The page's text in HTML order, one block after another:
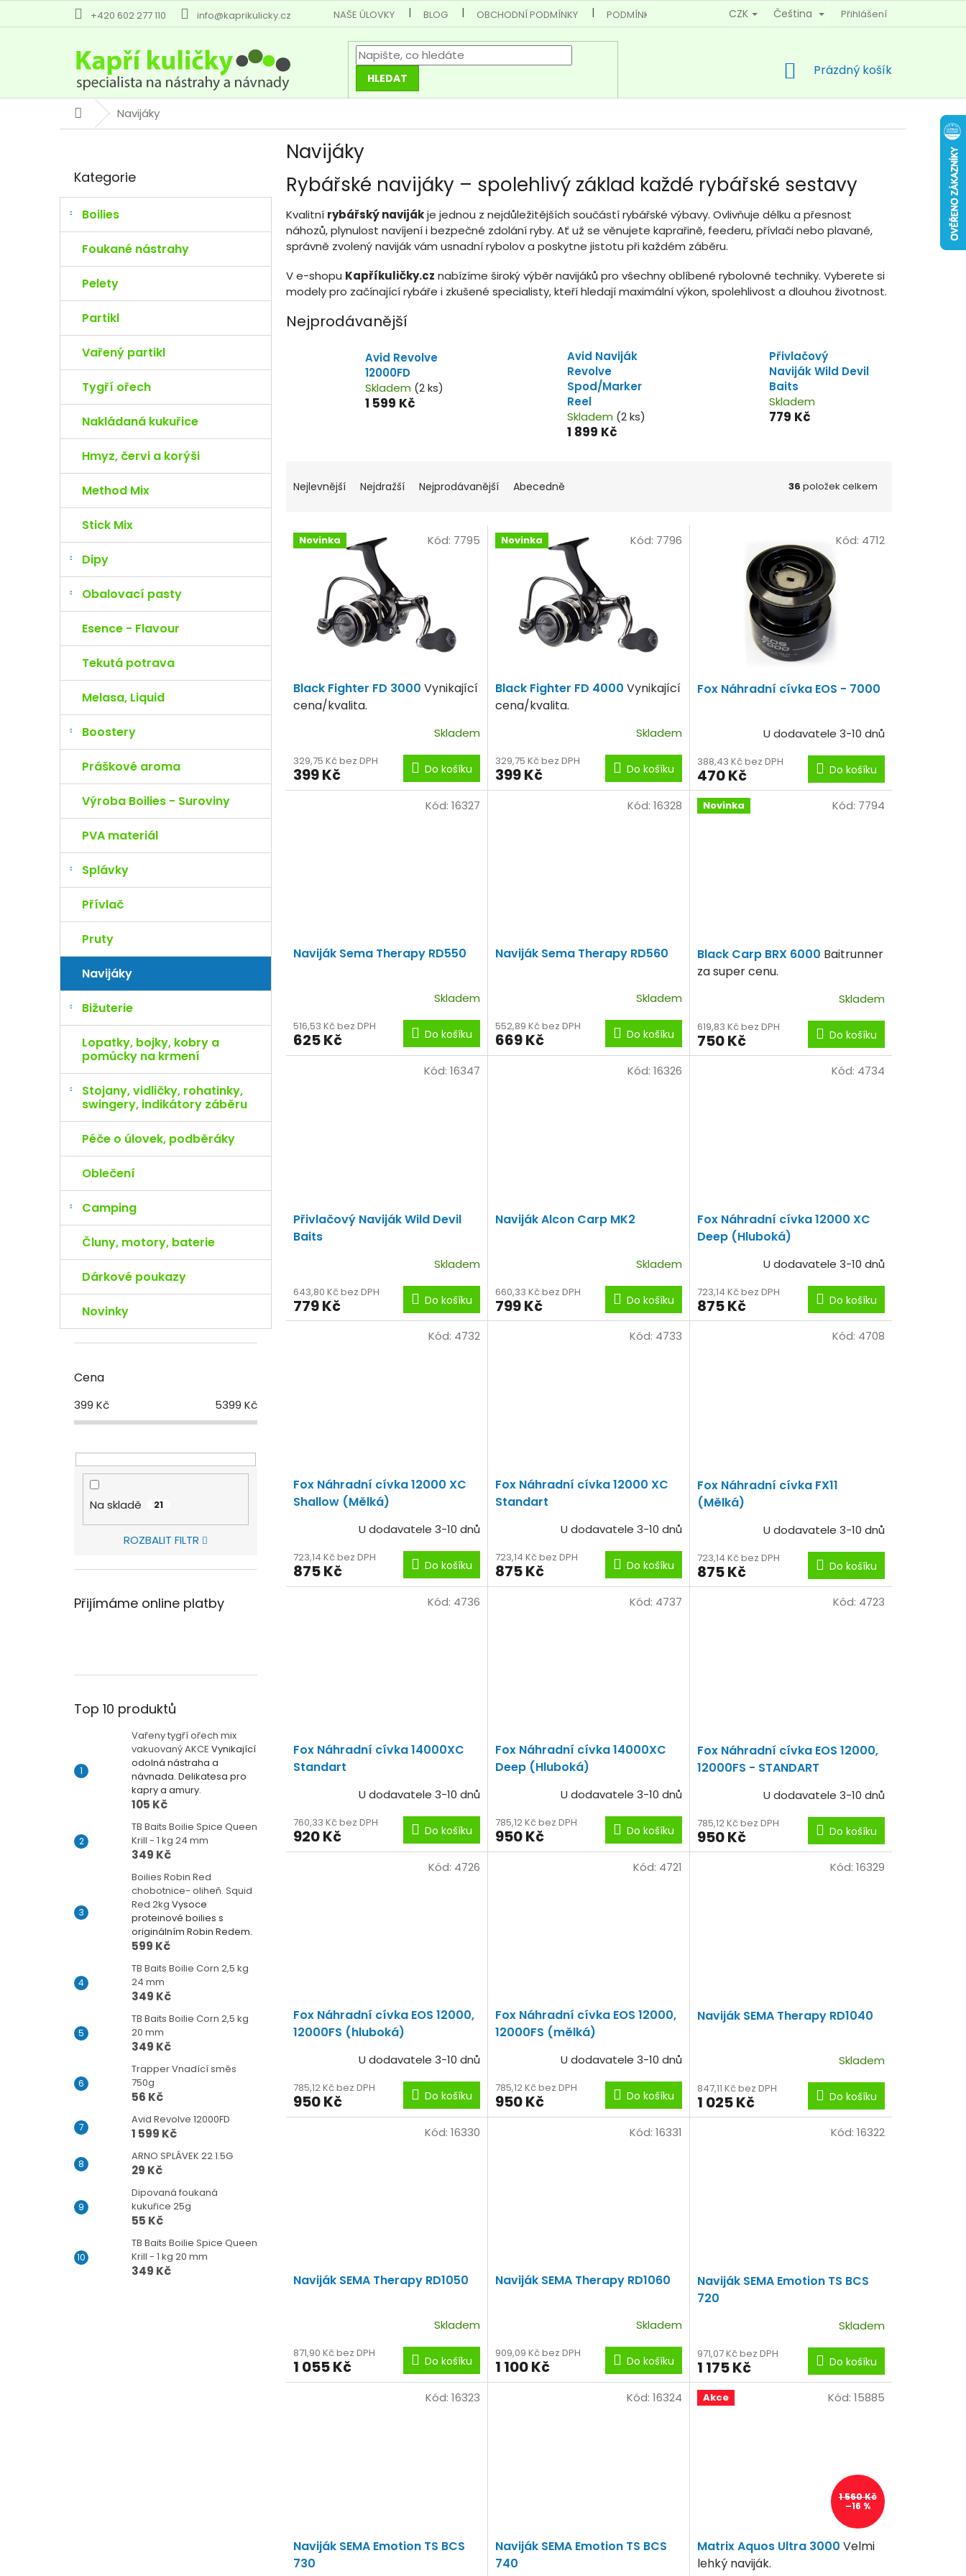
+420 602 277 110 info@kaprikulicky.cz NAŠE ÚLOVKY BLOG OBCHODNÍ PODMÍNKY PODMÍNKY OCHRANY OSOBNÍCH ÚDAJŮ KONTAKTY
CZK Čeština Přihlášení
HLEDAT
NÁKUPNÍ
Prázdný košík
DomůNavijáky
r
n
í
l
kategorie
Kategorie
Boilies
Foukané nástrahy
Pelety
Partikl
Vařený partikl
Tygří ořech
Nakládaná kukuřice
Hmyz, červi a korýši
Method Mix
Stick Mix
Dipy
Obalovací pasty
Esence - Flavour
Tekutá potrava
Melasa, Liquid
Boostery
Práškové aroma
Výroba Boilies - Suroviny
PVA materiál
Splávky
Přívlač
Pruty
Navijáky
Bižuterie
Lopatky, bojky, kobry a
pomůcky na krmení
Stojany, vidličky, rohatinky,
swingery, indikátory záběru
Péče o úlovek, podběráky
Oblečení
Camping
Čluny, motory, baterie
Dárkové poukazy
Novinky
Cena
399 Kč 5399 Kč
Na skladě 21
ROZBALIT FILTR
Přijímáme online platby
Top 10 produktů
Vařeny tygří ořech mix
vakuovaný AKCE Vynikající
odolná nástraha a
návnada. Delikatesa pro
kapry a amury.
105 Kč
TB Baits Boilie Spice Queen
Krill - 1 kg 24 mm
349 Kč
Boilies Robin Red
chobotnice- oliheň. Squid
Red 2kg Vysoce
proteinové boilies s
originálním Robin Redem.
599 Kč
TB Baits Boilie Corn 2,5 kg
24 mm
349 Kč
TB Baits Boilie Corn 2,5 kg
20 mm
349 Kč
Trapper Vnadící směs
750g
56 Kč
Avid Revolve 12000FD
1 599 Kč
ARNO SPLÁVEK 22 1.5G
29 Kč
Dipovaná foukaná
kukuřice 25g
55 Kč
TB Baits Boilie Spice Queen
Krill - 1 kg 20 mm
349 Kč
Navijáky
Rybářské navijáky – spolehlivý základ každé rybářské sestavy
Kvalitní rybářský navijákje jednou z nejdůležitějších součástí rybářské výbavy. Ovlivňuje délku a přesnost
náhozů, plynulost navíjení i bezpečné zdolání ryby. Ať už se věnujete kaprařině, feederu, přívlači nebo plavané,
správně zvolený naviják vám usnadní rybolov a poskytne jistotu při každém záběru.
V e-shopu Kapříkuličky.cz nabízíme široký výběr navijáků pro všechny oblíbené rybolovné techniky. Vyberete si
modely pro začínající rybáře i zkušené specialisty, kteří hledají maximální výkon, spolehlivost a dlouhou životnost.
Nejprodávanější
Avid Revolve
12000FD
Skladem (2 ks)
1 599 Kč
Avid Naviják
Revolve
Spod/Marker
Reel
Skladem (2 ks)
1 899 Kč
Přivlačový
Naviják Wild Devil
Baits
Skladem
779 Kč
a
n
Nejlevnější Nejdražší Nejprodávanější Abecedně 36 položek celkem
V Novinka
Black Fighter FD 3000 Vynikající
cena/kvalita.
Skladem
329,75 Kč bez DPH
399 Kč Do košíku
Kód: 7795 Novinka
Black Fighter FD 4000 Vynikající
cena/kvalita.
Skladem
329,75 Kč bez DPH
399 Kč Do košíku
Kód: 7796
Fox Náhradní cívka EOS - 7000
U dodavatele 3-10 dnů
388,43 Kč bez DPH
470 Kč Do košíku
Kód: 4712
Naviják Sema Therapy RD550
Skladem
516,53 Kč bez DPH
625 Kč Do košíku
Kód: 16327
Naviják Sema Therapy RD560
Skladem
552,89 Kč bez DPH
669 Kč Do košíku
Kód: 16328 Novinka
Black Carp BRX 6000 Baitrunner
za super cenu.
Skladem
619,83 Kč bez DPH
750 Kč Do košíku
Kód: 7794
Přivlačový Naviják Wild Devil
Baits
Skladem
643,80 Kč bez DPH
779 Kč Do košíku
Kód: 16347
Naviják Alcon Carp MK2
Skladem
660,33 Kč bez DPH
799 Kč Do košíku
Kód: 16326
Fox Náhradní cívka 12000 XC
Deep (Hluboká)
U dodavatele 3-10 dnů
723,14 Kč bez DPH
875 Kč Do košíku
Kód: 4734
Fox Náhradní cívka 12000 XC
Shallow (Mělká)
U dodavatele 3-10 dnů
723,14 Kč bez DPH
875 Kč Do košíku
Kód: 4732
Fox Náhradní cívka 12000 XC
Standart
U dodavatele 3-10 dnů
723,14 Kč bez DPH
875 Kč Do košíku
Kód: 4733
Fox Náhradní cívka FX11
(Mělká)
U dodavatele 3-10 dnů
723,14 Kč bez DPH
875 Kč Do košíku
Kód: 4708
Fox Náhradní cívka 14000XC
Standart
U dodavatele 3-10 dnů
760,33 Kč bez DPH
920 Kč Do košíku
Kód: 4736
Fox Náhradní cívka 14000XC
Deep (Hluboká)
U dodavatele 3-10 dnů
785,12 Kč bez DPH
950 Kč Do košíku
Kód: 4737
Fox Náhradní cívka EOS 12000,
12000FS - STANDART
U dodavatele 3-10 dnů
785,12 Kč bez DPH
950 Kč Do košíku
Kód: 4723
Fox Náhradní cívka EOS 12000,
12000FS (hluboká)
U dodavatele 3-10 dnů
785,12 Kč bez DPH
950 Kč Do košíku
Kód: 4726
Fox Náhradní cívka EOS 12000,
12000FS (mělká)
U dodavatele 3-10 dnů
785,12 Kč bez DPH
950 Kč Do košíku
Kód: 4721
Naviják SEMA Therapy RD1040
Skladem
847,11 Kč bez DPH
1 025 Kč Do košíku
Kód: 16329
Naviják SEMA Therapy RD1050
Skladem
871,90 Kč bez DPH
1 055 Kč Do košíku
Kód: 16330
Naviják SEMA Therapy RD1060
Skladem
909,09 Kč bez DPH
1 100 Kč Do košíku
Kód: 16331
Naviják SEMA Emotion TS BCS
720
Skladem
971,07 Kč bez DPH
1 175 Kč Do košíku
Kód: 16322
Naviják SEMA Emotion TS BCS
730
Kód: 16323
Naviják SEMA Emotion TS BCS
740
Kód: 16324 Akce
1 560 Kč
–16 %
Matrix Aquos Ultra 3000 Velmi
lehký naviják.
Kód: 15885